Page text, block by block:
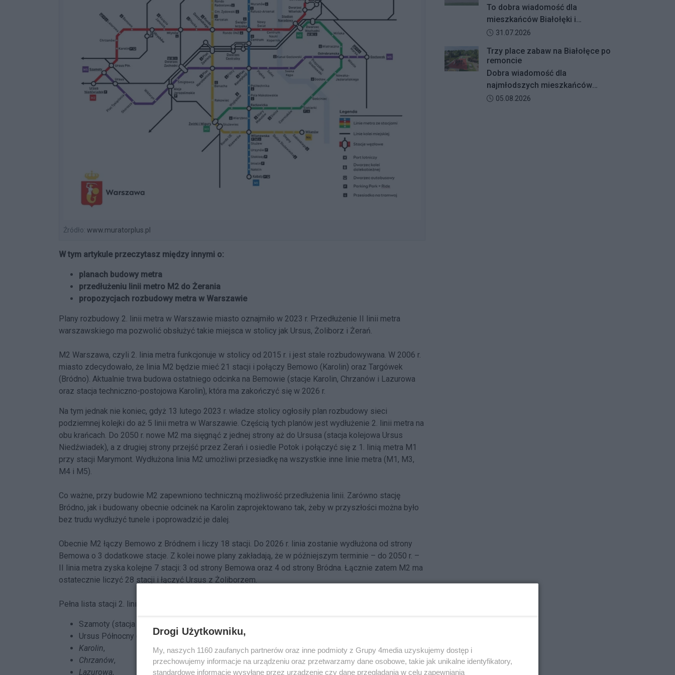
Źródło: www.muratorplus.pl
W tym artykule przeczytasz między innymi o:
planach budowy metra
przedłużeniu linii metro M2 do Żerania
propozycjach rozbudowy metra w Warszawie
Plany rozbudowy 2. linii metra w Warszawie miasto oznajmiło w 2023 r. Przedłużenie II linii metra
warszawskiego ma pozwolić obsłużyć takie miejsca w stolicy jak Ursus, Żoliborz i Żerań.
M2 Warszawa, czyli 2. linia metra funkcjonuje w stolicy od 2015 r. i jest stale rozbudowywana. W 2006 r.
miasto zdecydowało, że linia M2 będzie mieć 21 stacji i połączy Bemowo (Karolin) oraz Targówek
(Bródno). Aktualnie trwa budowa ostatniego odcinka na Bemowie (stacje Karolin, Chrzanów i Lazurowa
oraz stacja techniczno-postojowa Karolin), która ma zakończyć się w 2026 r.
Na tym jednak nie koniec, gdyż 13 lutego 2023 r. władze stolicy ogłosiły plan rozbudowy sieci
podziemnej kolejki do aż 5 linii metra w Warszawie. Częścią tych planów jest wydłużenie 2. linii metra na
obu krańcach. Do 2050 r. nowe M2 ma sięgnąć z jednej strony aż do Ursusa (stacja kolejowa Ursus
Niedźwiadek), a z drugiej strony przejść przez Żerań i osiedle Potok i połączyć się z 1. linią metra M1
przy stacji Marymont. Wydłużona linia M2 umożliwi przesiadkę na wszystkie inne linie metra (M1, M3,
M4 i M5).
Co ważne, przy budowie M2 zapewniono techniczną możliwość przedłużenia linii. Zarówno stację
Bródno, jak i budowany obecnie odcinek na Karolin zaprojektowano tak, żeby w przyszłości można było
bez trudu wydłużyć tunele i poprowadzić je dalej.
Obecnie M2 łączy Bemowo z Bródnem i liczy 18 stacji. Do 2026 r. linia zostanie wydłużona od strony
Bemowa o 3 dodatkowe stacje. Z kolei nowe plany zakładają, że w późniejszym terminie – do 2050 r. –
II linia metra zyska kolejne 7 stacji: 3 od strony Bemowa oraz 4 od strony Bródna. Łącznie zatem M2 ma
ostatecznie liczyć 28 stacji i łączyć Ursus z Żoliborzem.
Pełna lista stacji 2. linii metra po przedłużeniu ma wyglądać następująco:
Szamoty (stacja przesiadkowa na M5),
Ursus Północny (stacja przesiadkowa na kolej),
Karolin,
Chrzanów,
Lazurowa,
zadecydują głosy mieszkańców.
To dobra wiadomość dla
mieszkańców Białołęki i
miłośników aktywnego
wielofunkcyjne w Parku Magiczna
Data dodania artykułu:
31.07.2026
Trzy place zabaw na Białołęce po
remoncie
Dobra wiadomość dla
najmłodszych mieszkańców
Białołęki i ich rodziców.
Data dodania artykułu:
05.08.2026
Drogi Użytkowniku,
My, naszych 1160 zaufanych partnerów oraz inne podmioty z Grupy 4media uzyskujemy dostęp i
przechowujemy informacje na urządzeniu oraz przetwarzamy dane osobowe, takie jak unikalne identyfikatory,
standardowe informacje wysyłane przez urządzenie czy dane przeglądania w celu zapewniania